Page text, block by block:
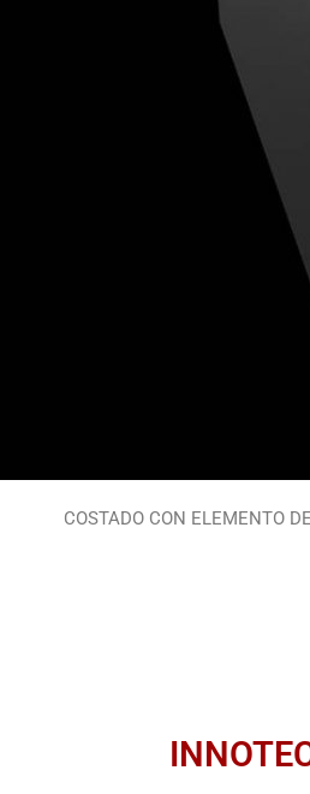
COSTADO CON ELEMENTO